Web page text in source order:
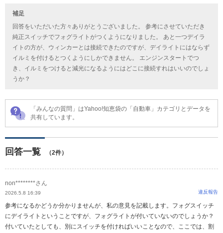
補足
回答をいただいた方々ありがとうございました。 参考にさせていただき
純正スイッチでフォグライトがつくようになりました。 あと一つデイラ
イトの方が、ウィンカーとは接続できたのですが、デイライトにはならず
イルミを付けるとつくようにしかできません。 エンジンスタートでつ
き、イルミをつけると減光になるようにはどこに接続すれはいいのでしょ
うか？
「みんなの質問」はYahoo!知恵袋の「自動車」カテゴリとデータを
共有しています。
回答一覧 （2件）
non********さん
2026.5.8 16:39 違反報告
参考になるかどうか分かりませんが、私の意見を記載します。フォグスイッチ
にデイライトということですが、フォグライトが付いていないのでしょうか？
付いていたとしても、別にスイッチを付ければいいことなので、ここでは、割